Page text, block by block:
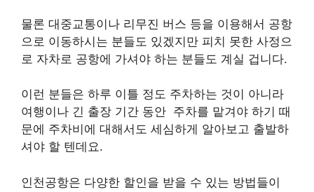
물론 대중교통이나 리무진 버스 등을 이용해서 공항
으로 이동하시는 분들도 있겠지만 피치 못한 사정으
로 자차로 공항에 가셔야 하는 분들도 계실 겁니다.
이런 분들은 하루 이틀 정도 주차하는 것이 아니라
여행이나 긴 출장 기간 동안 주차를 맡겨야 하기 때
문에 주차비에 대해서도 세심하게 알아보고 출발하
셔야 할 텐데요.
인천공항은 다양한 할인을 받을 수 있는 방법들이